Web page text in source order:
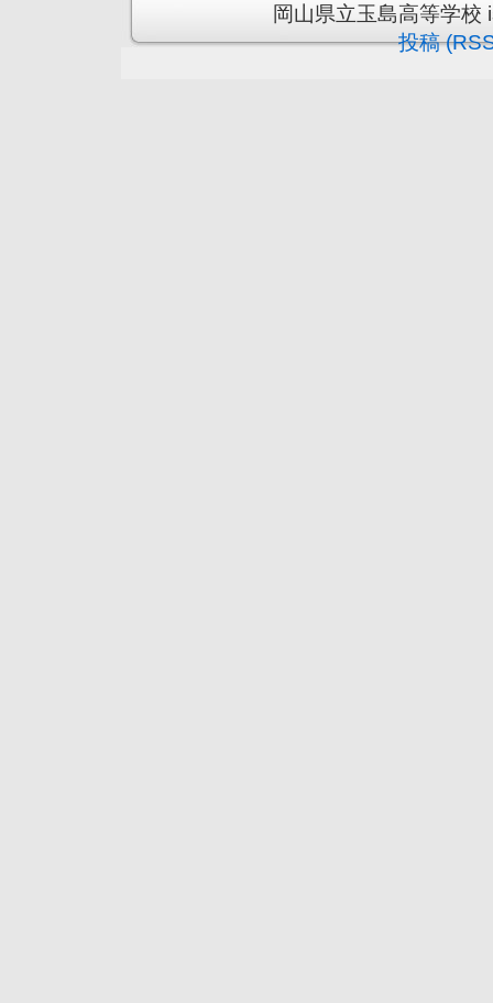
岡山県立玉島高等学
投稿